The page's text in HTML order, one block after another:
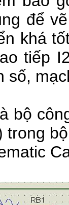
để
khá
tiếp
số,
bộ
trong